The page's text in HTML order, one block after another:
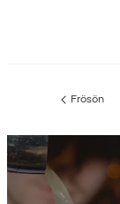
Forrige
:
Frösön